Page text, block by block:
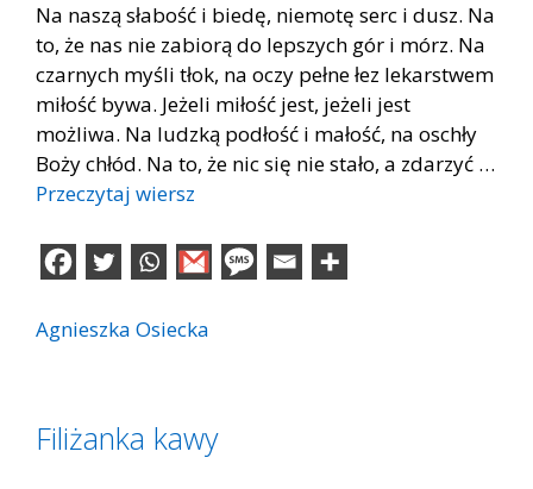
Na naszą słabość i biedę, niemotę serc i dusz. Na
to, że nas nie zabiorą do lepszych gór i mórz. Na
czarnych myśli tłok, na oczy pełne łez lekarstwem
miłość bywa. Jeżeli miłość jest, jeżeli jest
możliwa. Na ludzką podłość i małość, na oschły
Boży chłód. Na to, że nic się nie stało, a zdarzyć …
Przeczytaj wiersz
Agnieszka Osiecka
Filiżanka kawy